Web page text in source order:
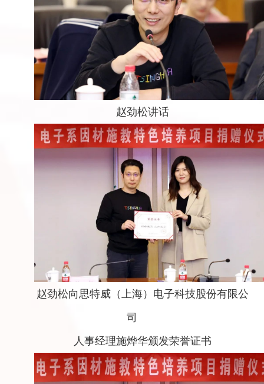
赵劲松讲话
赵劲松向思特威（上海）电子科技股份有限公
司
人事经理施烨华颁发荣誉证书